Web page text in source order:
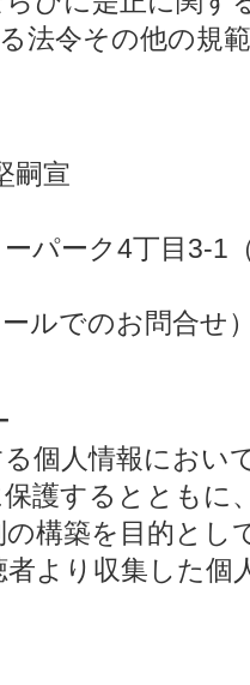
法令その他の規
嗣宣
パーク4丁目3-1
ルでのお問合せ
個人情報におい
護するとともに
構築を目的とし
より収集した個